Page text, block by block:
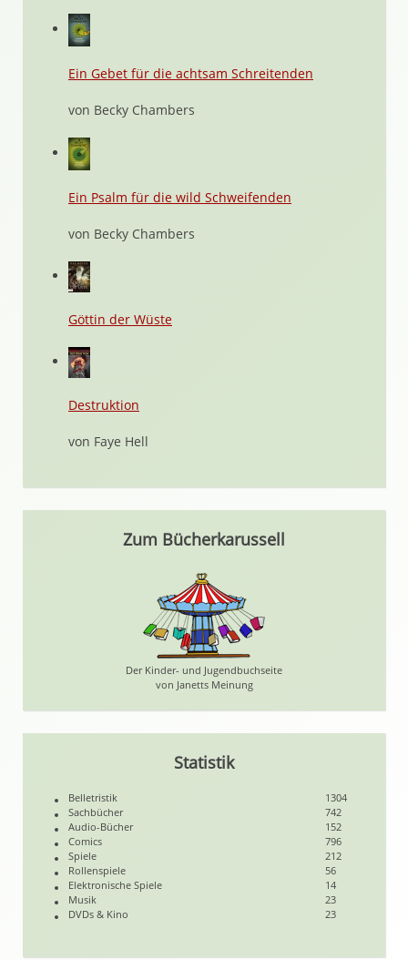
Ein Gebet für die achtsam Schreitenden
von Becky Chambers
Ein Psalm für die wild Schweifenden
von Becky Chambers
Göttin der Wüste
Destruktion
von Faye Hell
Zum Bücherkarussell
Der Kinder- und Jugendbuchseite
von Janetts Meinung
Statistik
Belletristik
1304
Sachbücher
742
Audio-Bücher
152
Comics
796
Spiele
212
Rollenspiele
56
Elektronische Spiele
14
Musik
23
DVDs & Kino
23